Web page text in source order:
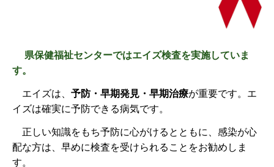
県保健福祉センターではエイズ検査を実施していま
す。
エイズは、 予防・早期発見・早期治療が重要です。エ
イズは確実に予防できる病気です。
正しい知識をもち予防に心がけるとともに、感染が心
配な方は、早めに検査を受けられることをお勧めしま
す。